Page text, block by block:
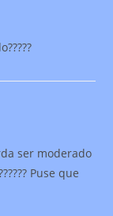
ser moderado
Puse que